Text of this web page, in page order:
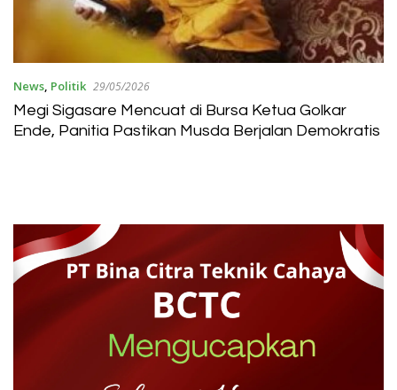
News, Politik 29/05/2026
Megi Sigasare Mencuat di Bursa Ketua Golkar
Ende, Panitia Pastikan Musda Berjalan Demokratis